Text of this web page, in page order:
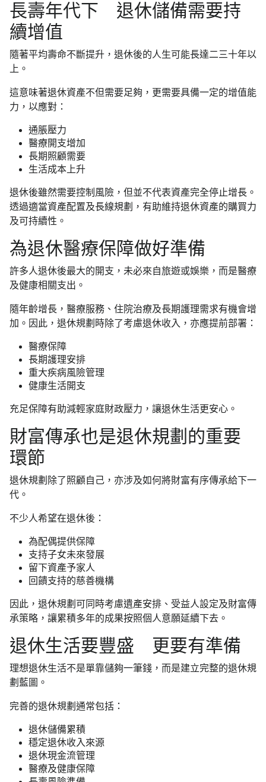
長壽年代下 退休儲備需要持
續增值
隨著平均壽命不斷提升，退休後的人生可能長達二三十年以
上。
這意味著退休資產不但需要足夠，更需要具備一定的增值能
力，以應對：
通脹壓力
醫療開支增加
長期照顧需要
生活成本上升
退休後雖然需要控制風險，但並不代表資產完全停止增長。
透過適當資產配置及長線規劃，有助維持退休資產的購買力
及可持續性。
為退休醫療保障做好準備
許多人退休後最大的開支，未必來自旅遊或娛樂，而是醫療
及健康相關支出。
隨年齡增長，醫療服務、住院治療及長期護理需求有機會增
加。因此，退休規劃時除了考慮退休收入，亦應提前部署：
醫療保障
長期護理安排
重大疾病風險管理
健康生活開支
充足保障有助減輕家庭財政壓力，讓退休生活更安心。
財富傳承也是退休規劃的重要
環節
退休規劃除了照顧自己，亦涉及如何將財富有序傳承給下一
代。
不少人希望在退休後：
為配偶提供保障
支持子女未來發展
留下資產予家人
回饋支持的慈善機構
因此，退休規劃可同時考慮遺產安排、受益人設定及財富傳
承策略，讓累積多年的成果按照個人意願延續下去。
退休生活要豐盛 更要有準備
理想退休生活不是單靠儲夠一筆錢，而是建立完整的退休規
劃藍圖。
完善的退休規劃通常包括：
退休儲備累積
穩定退休收入來源
退休現金流管理
醫療及健康保障